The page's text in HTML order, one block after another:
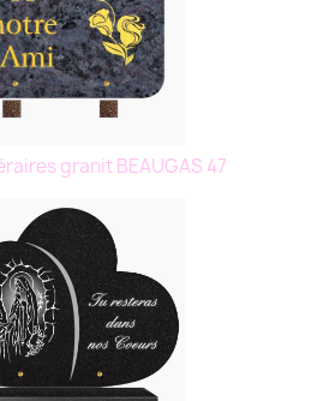
granit BEAUGAS 47